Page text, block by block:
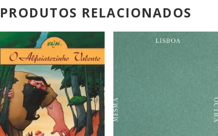
PRODUTOS RELACIONADOS
PROMOÇÃO!